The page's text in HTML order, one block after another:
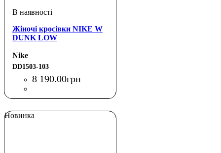
Жіночі кросівки NIKE W
DUNK LOW
Nike
DD1503-103
8 190.00грн
Новинка